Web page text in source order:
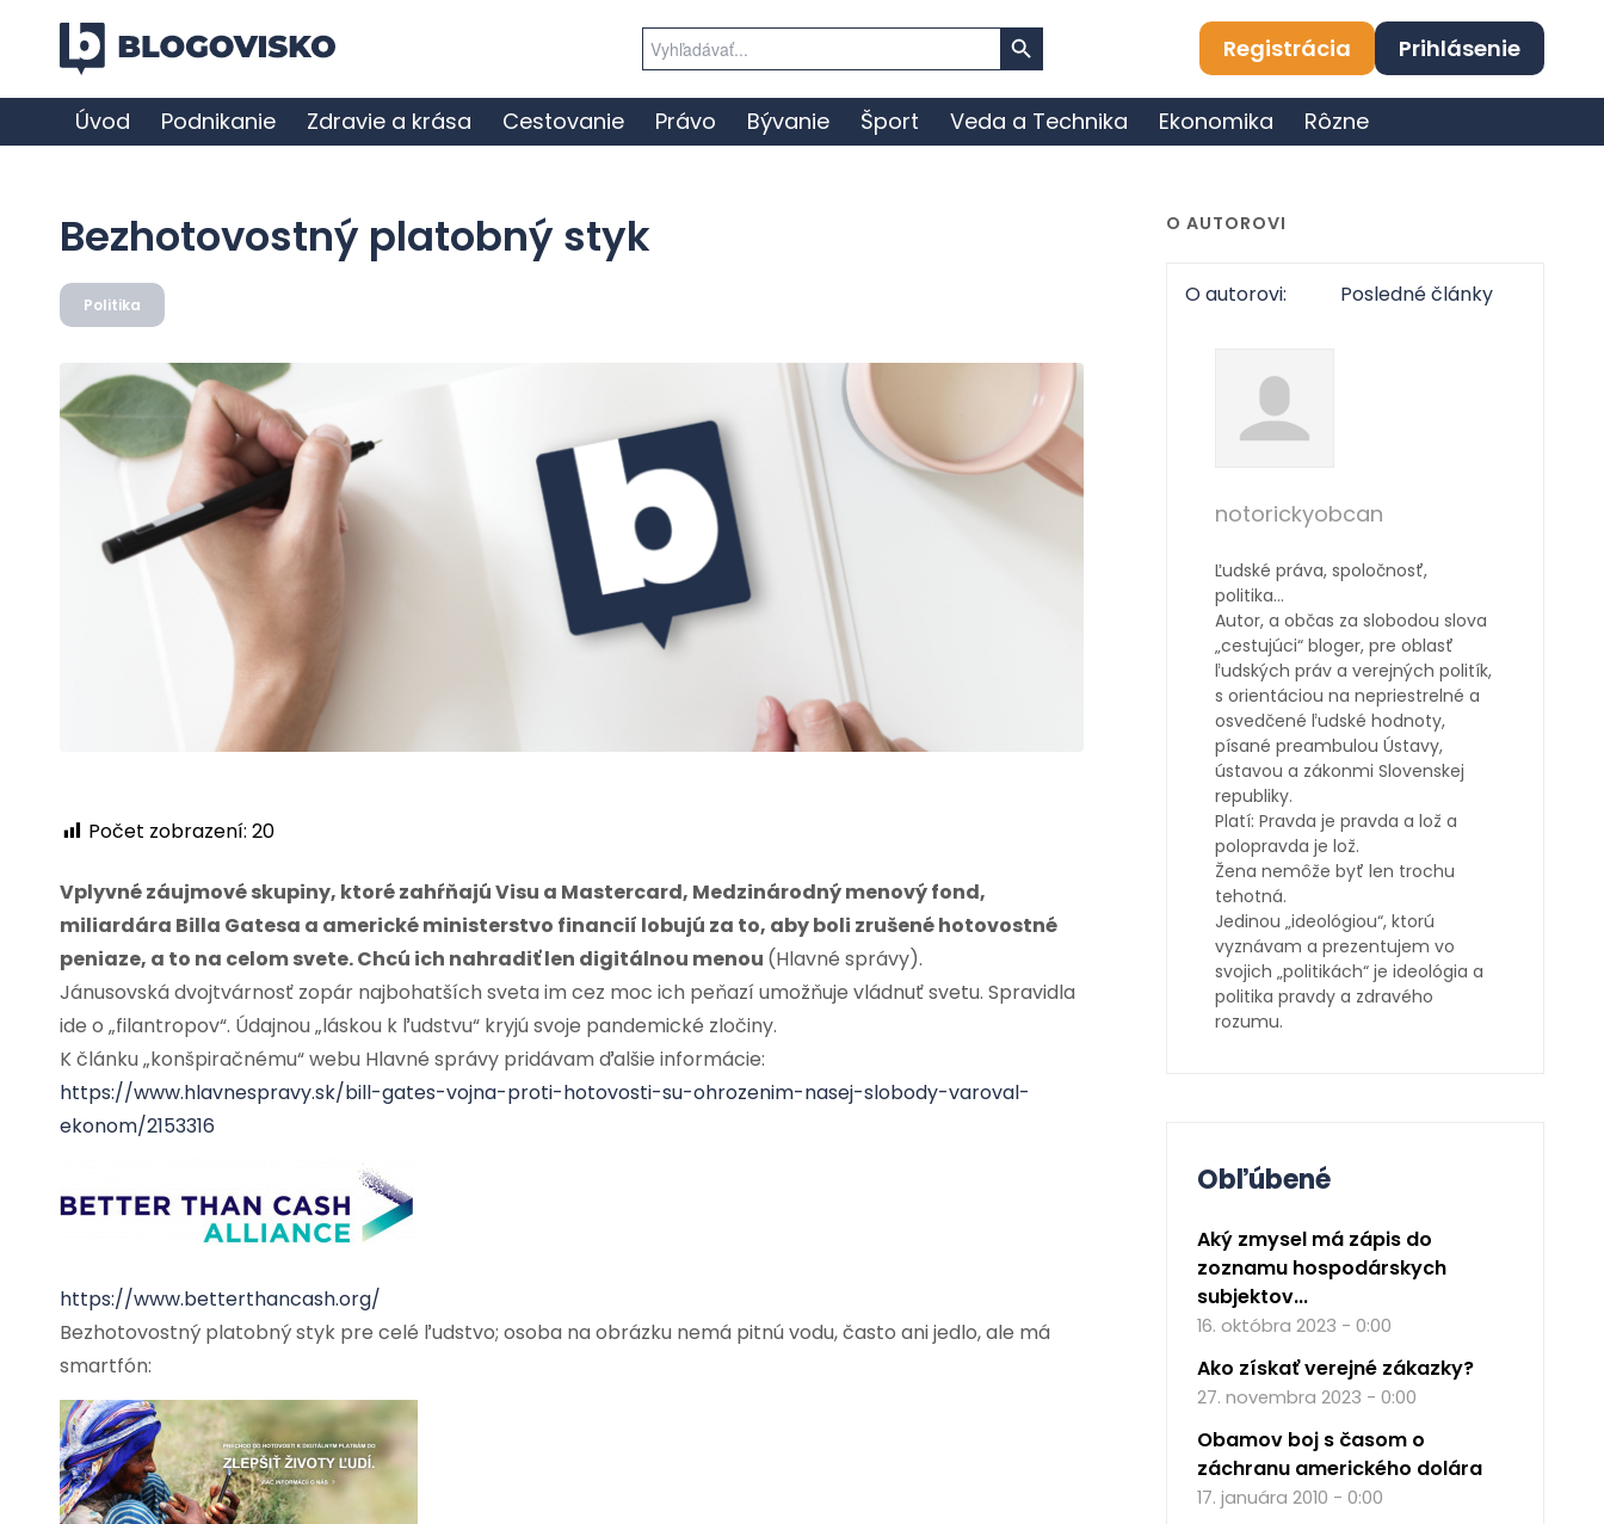
for:
Search Button
Registrácia Prihlásenie
Úvod Podnikanie Zdravie a krása Cestovanie Právo Bývanie Šport Veda a Technika Ekonomika Rôzne
Bezhotovostný platobný styk
Politika
Počet zobrazení: 20
Vplyvné záujmové skupiny, ktoré zahŕňajú Visu a Mastercard, Medzinárodný menový fond,
miliardára Billa Gatesa a americké ministerstvo financií lobujú za to, aby boli zrušené hotovostné
peniaze, a to na celom svete. Chcú ich nahradiť len digitálnou menou (Hlavné správy).
Jánusovská dvojtvárnosť zopár najbohatších sveta im cez moc ich peňazí umožňuje vládnuť svetu. Spravidla
ide o „filantropov“. Údajnou „láskou k ľudstvu“ kryjú svoje pandemické zločiny.
K článku „konšpiračnému“ webu Hlavné správy pridávam ďalšie informácie:
https://www.hlavnespravy.sk/bill-gates-vojna-proti-hotovosti-su-ohrozenim-nasej-slobody-varoval-
ekonom/2153316
https://www.betterthancash.org/
Bezhotovostný platobný styk pre celé ľudstvo; osoba na obrázku nemá pitnú vodu, často ani jedlo, ale má
smartfón:
O AUTOROVI
O autorovi: Posledné články
notorickyobcan
Ľudské práva, spoločnosť,
politika…
Autor, a občas za slobodou slova
„cestujúci“ bloger, pre oblasť
ľudských práv a verejných politík,
s orientáciou na nepriestrelné a
osvedčené ľudské hodnoty,
písané preambulou Ústavy,
ústavou a zákonmi Slovenskej
republiky.
Platí: Pravda je pravda a lož a
polopravda je lož.
Žena nemôže byť len trochu
tehotná.
Jedinou „ideológiou“, ktorú
vyznávam a prezentujem vo
svojich „politikách“ je ideológia a
politika pravdy a zdravého
rozumu.
Obľúbené
Aký zmysel má zápis do
zoznamu hospodárskych
subjektov...
16. októbra 2023 - 0:00
Ako získať verejné zákazky?
27. novembra 2023 - 0:00
Obamov boj s časom o
záchranu amerického dolára
17. januára 2010 - 0:00